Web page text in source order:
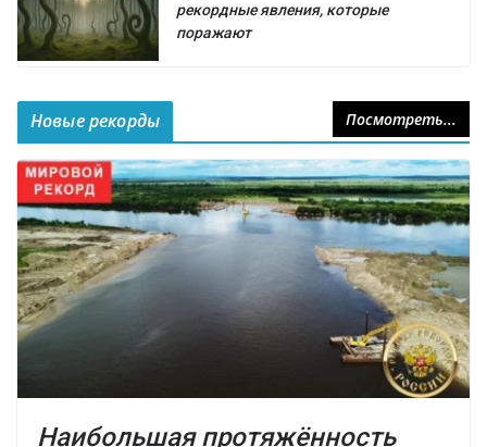
рекордные явления, которые
поражают
Новые рекорды Посмотреть...
Наибольшая протяжённость